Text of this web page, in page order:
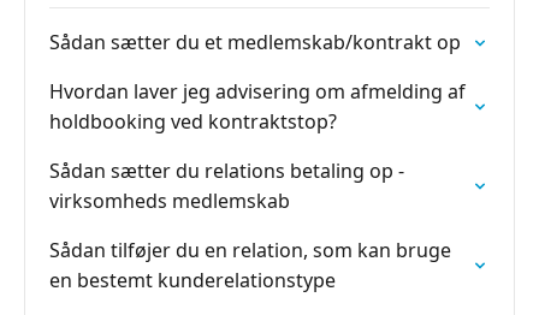
Sådan sætter du et medlemskab/kontrakt op
Hvordan laver jeg advisering om afmelding af
holdbooking ved kontraktstop?
Sådan sætter du relations betaling op -
virksomheds medlemskab
Sådan tilføjer du en relation, som kan bruge
en bestemt kunderelationstype